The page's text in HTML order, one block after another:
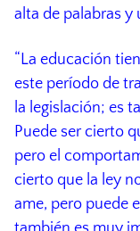
alta de palabras y
“La educación
este período de
la legislación; es
Puede ser cierto
pero el
cierto que la ley
ame, pero puede